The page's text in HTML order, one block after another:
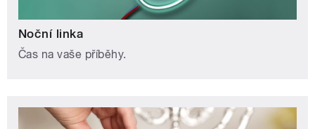
Noční linka
Čas na vaše příběhy.